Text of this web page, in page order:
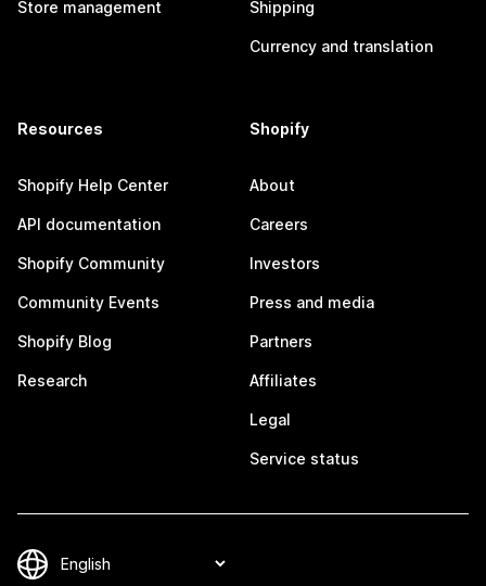
Store management Shipping
Currency and translation
Resources
Shopify Help Center
API documentation
Shopify Community
Community Events
Shopify Blog
Research
Shopify
About
Careers
Investors
Press and media
Partners
Affiliates
Legal
Service status